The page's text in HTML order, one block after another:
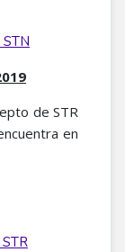
de STR
en